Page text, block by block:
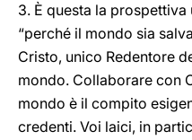
3. È questa la
“perché il mondo sia
Cristo, unico Redentore
mondo. Collaborare con
mondo è il compito
credenti. Voi laici, in